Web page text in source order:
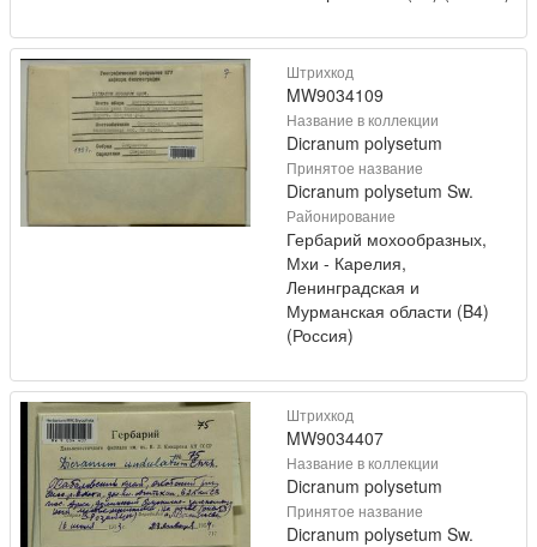
Штрихкод
MW9034109
Название в коллекции
Dicranum polysetum
Принятое название
Dicranum polysetum Sw.
Районирование
Гербарий мохообразных,
Мхи - Карелия,
Ленинградская и
Мурманская области (B4)
(Россия)
Штрихкод
MW9034407
Название в коллекции
Dicranum polysetum
Принятое название
Dicranum polysetum Sw.